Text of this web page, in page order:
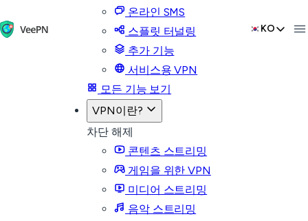
온라인 SMS
스플릿 터널링
추가 기능
서비스용 VPN
모든 기능 보기
VPN이란?
차단 해제
콘텐츠 스트리밍
게임을 위한 VPN
미디어 스트리밍
음악 스트리밍
KO